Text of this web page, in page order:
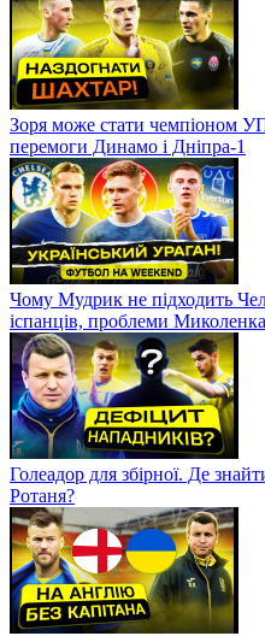
Зоря може стати чемпіоном
перемоги Динамо і Дніпра-1
Чому Мудрик не підходить
іспанців, проблеми Миколенка
Голеадор для збірної. Де
Ротаня?